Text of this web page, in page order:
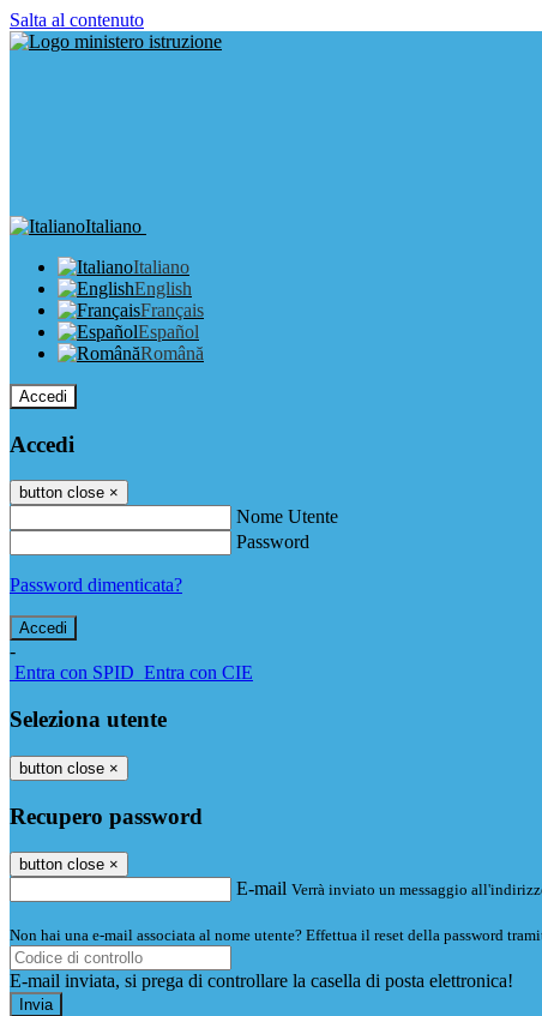
Salta al contenuto
Italiano
Italiano
English
Français
Español
Română
Accedi
Accedi
button close ×
Nome Utente
Password
Password dimenticata?
-
Entra con SPID Entra con CIE
Seleziona utente
button close ×
Recupero password
button close ×
E-mail Verrà inviato un messaggio
Non hai una e-mail associata al nome utente? Effettua il reset della password
E-mail inviata, si prega di controllare la casella di posta elettronica!